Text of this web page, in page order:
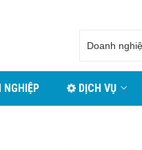
NGHIỆP DỊCH VỤ